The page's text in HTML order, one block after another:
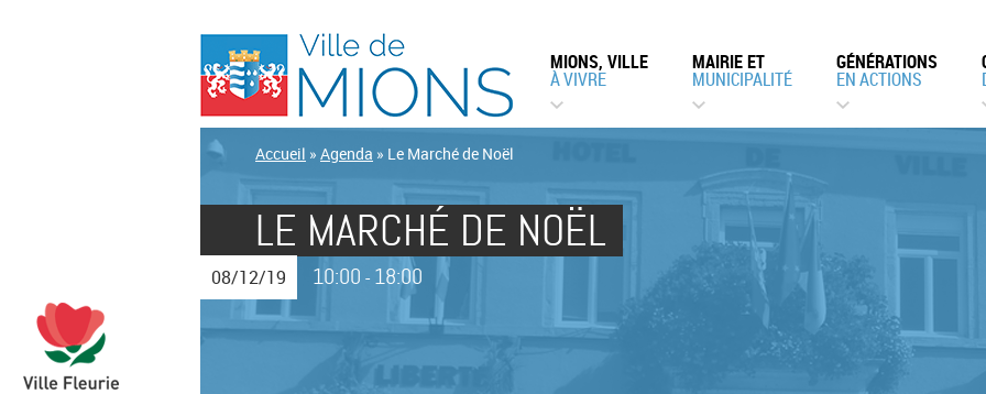
MIONS, VILLE
À VIVRE
MAIRIE ET
MUNICIPALITÉ
GÉNÉRATIONS
EN ACTIONS
Accueil » Agenda » Le Marché de Noël
LE MARCHÉ DE NOËL
08/12/19 10:00 - 18:00